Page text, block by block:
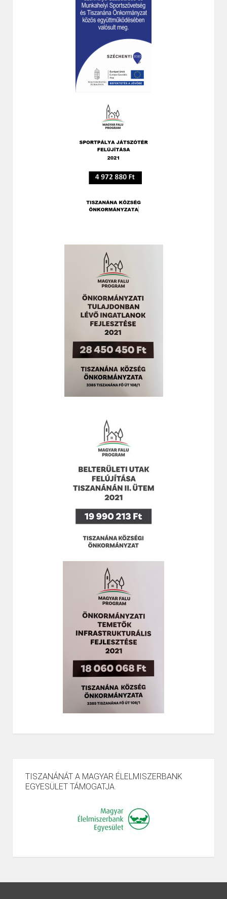
TISZANÁNÁT A MAGYAR ÉLELMISZERBANK
EGYESÜLET TÁMOGATJA.